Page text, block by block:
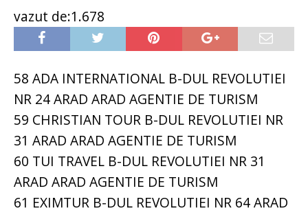
vazut de:1.678
58 ADA INTERNATIONAL B-DUL REVOLUTIEI
NR 24 ARAD ARAD AGENTIE DE TURISM
59 CHRISTIAN TOUR B-DUL REVOLUTIEI NR
31 ARAD ARAD AGENTIE DE TURISM
60 TUI TRAVEL B-DUL REVOLUTIEI NR 31
ARAD ARAD AGENTIE DE TURISM
61 EXIMTUR B-DUL REVOLUTIEI NR 64 ARAD